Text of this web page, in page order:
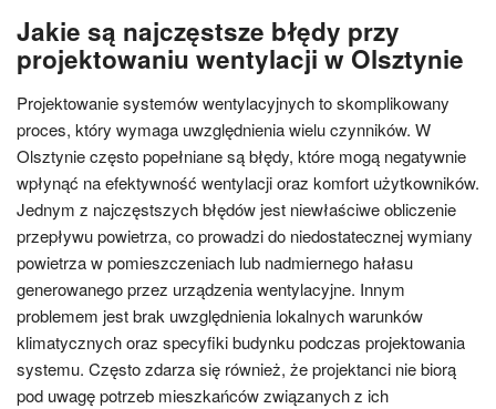
Jakie są najczęstsze błędy przy
projektowaniu wentylacji w Olsztynie
Projektowanie systemów wentylacyjnych to skomplikowany
proces, który wymaga uwzględnienia wielu czynników. W
Olsztynie często popełniane są błędy, które mogą negatywnie
wpłynąć na efektywność wentylacji oraz komfort użytkowników.
Jednym z najczęstszych błędów jest niewłaściwe obliczenie
przepływu powietrza, co prowadzi do niedostatecznej wymiany
powietrza w pomieszczeniach lub nadmiernego hałasu
generowanego przez urządzenia wentylacyjne. Innym
problemem jest brak uwzględnienia lokalnych warunków
klimatycznych oraz specyfiki budynku podczas projektowania
systemu. Często zdarza się również, że projektanci nie biorą
pod uwagę potrzeb mieszkańców związanych z ich